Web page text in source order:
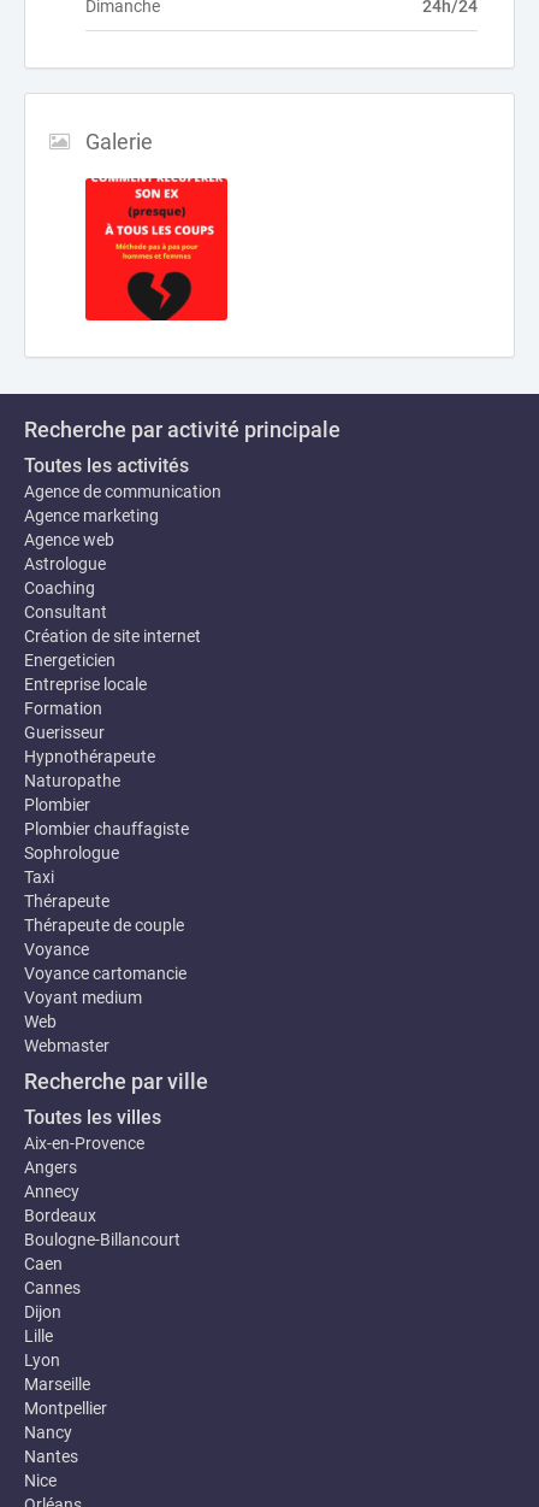
Dimanche 24h/24
Galerie
Recherche par activité principale
Toutes les activités
Agence de communication
Agence marketing
Agence web
Astrologue
Coaching
Consultant
Création de site internet
Energeticien
Entreprise locale
Formation
Guerisseur
Hypnothérapeute
Naturopathe
Plombier
Plombier chauffagiste
Sophrologue
Taxi
Thérapeute
Thérapeute de couple
Voyance
Voyance cartomancie
Voyant medium
Web
Webmaster
Recherche par ville
Toutes les villes
Aix-en-Provence
Angers
Annecy
Bordeaux
Boulogne-Billancourt
Caen
Cannes
Dijon
Lille
Lyon
Marseille
Montpellier
Nancy
Nantes
Nice